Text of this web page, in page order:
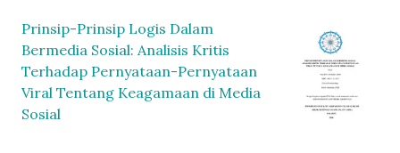
Prinsip-Prinsip Logis Dalam
Bermedia Sosial: Analisis Kritis
Terhadap Pernyataan-Pernyataan
Viral Tentang Keagamaan di Media
Sosial